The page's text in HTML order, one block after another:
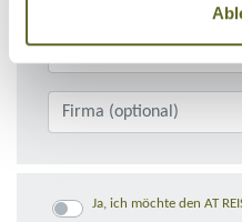
Ja, ich möchte den AT